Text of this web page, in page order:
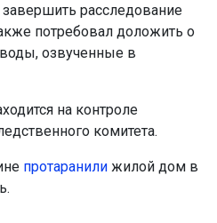
расследование
потребовал доложить о
озвученные в
на контроле
комитета.
протаранили жилой дом в